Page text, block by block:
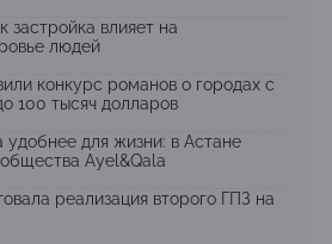
застройка влияет на
людей
конкурс романов о городах с
100 тысяч долларов
удобнее для жизни: в Астане
Ayel&Qala
реализация второго ГПЗ на